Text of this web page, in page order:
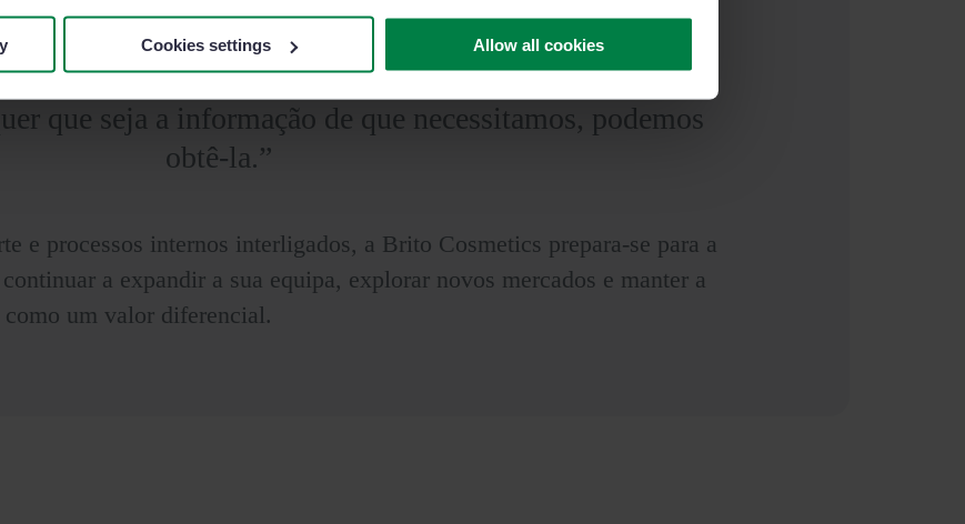
Cookies settings Allow all cookies
imediatas sobre o que está a ser feito diariamente ou
que seja a informação de que necessitamos, podemos
obtê-la.”
e processos internos interligados, a Brito Cosmetics prepara-se para a
a expandir a sua equipa, explorar novos mercados e manter a
um valor diferencial.